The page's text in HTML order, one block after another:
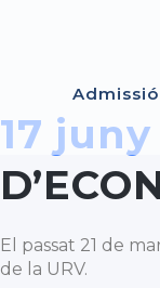
Admissió
17 juny
El passat 21 de
de la URV.